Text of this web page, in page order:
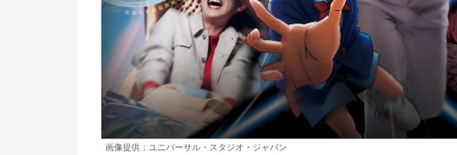
画像提供：ユニバーサル・スタジオ・ジャパン